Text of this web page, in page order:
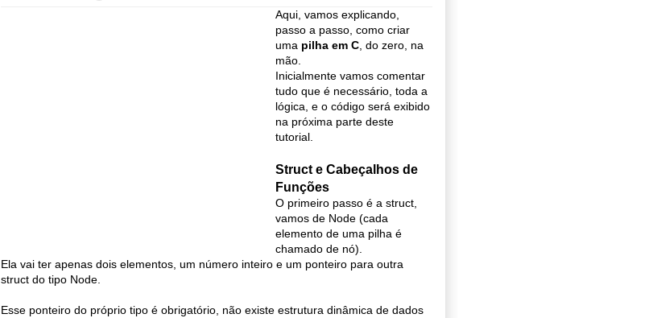
Aqui, vamos explicando,
passo a passo, como criar
uma pilha em C , do zero, na
mão.
Inicialmente vamos comentar
tudo que é necessário, toda a
lógica, e o código será exibido
na próxima parte deste
tutorial.
Struct e Cabeçalhos de
Funções
O primeiro passo é a struct,
vamos de Node (cada
elemento de uma pilha é
chamado de nó).
Ela vai ter apenas dois elementos, um número inteiro e um ponteiro para outra
struct do tipo Node.
Esse ponteiro do próprio tipo é obrigatório, não existe estrutura dinâmica de dados